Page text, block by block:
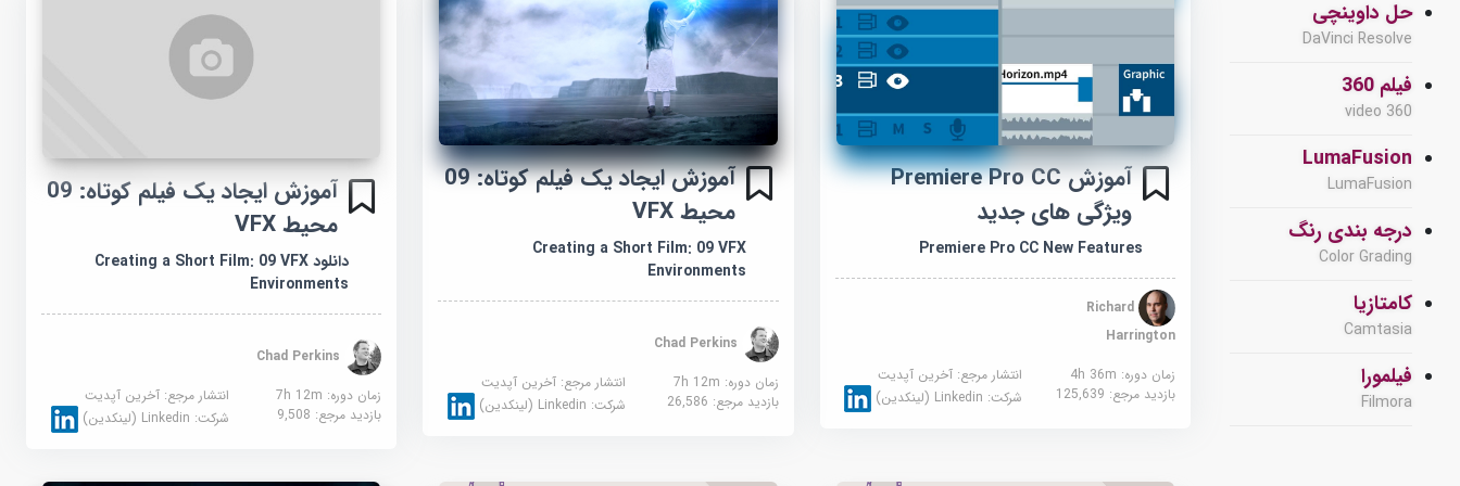
حل داوینچی
DaVinci Resolve
فیلم 360
360 video
LumaFusion
LumaFusion
درجه بندی رنگ
Color Grading
کامتازیا
Camtasia
فیلمورا
Filmora
آموزش Premiere Pro CC
ویژگی های جدید
Premiere Pro CC New Features
Richard
Harrington
زمان دوره: 4h 36m
انتشار مرجع: آخرین آپدیت
بازدید مرجع: 125,639 شرکت: Linkedin (لینکدین)
آموزش ایجاد یک فیلم کوتاه: 09
محیط VFX
Creating a Short Film: 09 VFX
Environments
زمان دوره: 7h 12m
انتشار مرجع: آخرین آپدیت
بازدید مرجع: 26,586 شرکت: Linkedin (لینکدین)
آموزش ایجاد یک فیلم کوتاه: 09
محیط VFX
دانلود Creating a Short Film: 09 VFX
Environments
زمان دوره: 7h 12m
انتشار مرجع:آخرین آپدیت
بازدید مرجع: 9,508 شرکت: Linkedin (لینکدین)